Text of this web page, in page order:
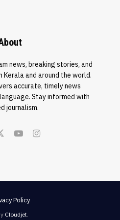
news, breaking stories, and
and around the world.
accurate, timely news
Stay informed with
journalism.
Policy
Cloudjet